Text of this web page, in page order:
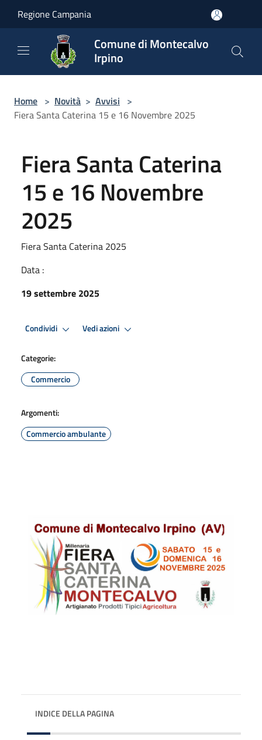
Regione Campania
Comune di Montecalvo
Irpino
Home > Novità > Avvisi >
Fiera Santa Caterina 15 e 16 Novembre 2025
Fiera Santa Caterina
15 e 16 Novembre
2025
Fiera Santa Caterina 2025
Data :
19 settembre 2025
Condividi Vedi azioni
Categorie:
Commercio
Argomenti:
Commercio ambulante
INDICE DELLA PAGINA